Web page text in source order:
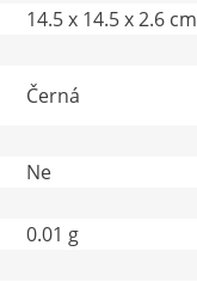
14.5 x 14.5 x 2.6 cm
Černá
Ne
0.01 g